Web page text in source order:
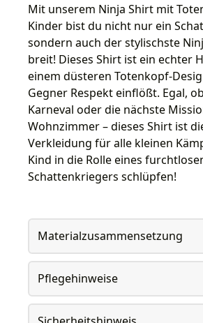
Mit unserem Ninja Shirt mit
Kinder bist du nicht nur ein
sondern auch der stylischste
breit! Dieses Shirt ist ein echter
einem düsteren Totenkopf-
Gegner Respekt einflößt. Egal,
Karneval oder die nächste
Wohnzimmer – dieses Shirt ist
Verkleidung für alle kleinen
Kind in die Rolle eines
Schattenkriegers schlüpfen!
Materialzusammensetzung
Pflegehinweise